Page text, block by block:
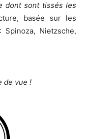
dont sont tissés les
basée sur les
Nietzsche,
de vue !